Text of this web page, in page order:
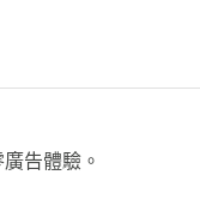
告體驗。